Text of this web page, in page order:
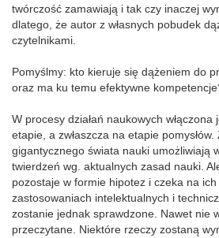
twórczość zamawiają i tak czy inaczej
dlatego, że autor z własnych pobudek
czytelnikami.
Pomyślmy: kto kieruje się dążeniem do
oraz ma ku temu efektywne
W procesy działań naukowych
etapie, a zwłaszcza na etapie pomysłów.
gigantycznego świata nauki umożliwiają
twierdzeń wg. aktualnych zasad nauki.
pozostaje w formie hipotez i czeka na
zastosowaniach intelektualnych i
zostanie jednak sprawdzone. Nawet nie
przeczytane. Niektóre rzeczy zostaną